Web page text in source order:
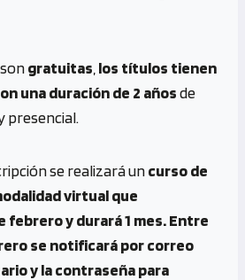
gratuitas los títulos tienen
una duración de 2 añosde
presencial.
se realizará uncurso de
virtual que
febrero y durará 1 mes. Entre
se notificará por correo
y la contraseña para